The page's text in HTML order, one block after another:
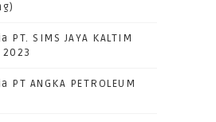
PT. SIMS JAYA KALTIM
ANGKA PETROLEUM